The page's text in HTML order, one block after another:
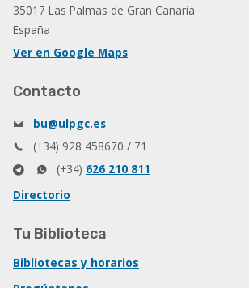
35017 Las Palmas de Gran Canaria
España
Ver en Google Maps
Contacto
bu@ulpgc.es
(+34) 928 458670 / 71
(+34) 626 210 811
Directorio
Tu Biblioteca
Bibliotecas y horarios